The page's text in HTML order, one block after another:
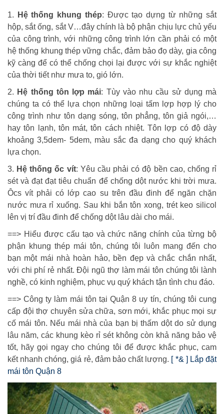
1. Hệ thống khung thép: Được tạo dựng từ những sắt
hộp, sắt ống, sắt V…đây chính là bộ phận chịu lực chủ yếu
của công trình, với những công trình lớn cần phải có một
hệ thống khung thép vững chắc, đảm bảo đọ dày, gia công
kỹ càng để có thể chống chọi lại được với sự khắc nghiệt
của thời tiết như mưa to, gió lớn.
2. Hệ thống tôn lợp mái: Tùy vào nhu cầu sử dụng mà
chúng ta có thể lựa chọn những loại tấm lợp hợp lý cho
công trình như tôn dạng sóng, tôn phẳng, tôn giả ngói,…
hay tôn lạnh, tôn mát, tôn cách nhiệt. Tôn lợp có độ dày
khoảng 3,5dem- 5dem, màu sắc đa dạng cho quý khách
lựa chọn.
3. Hệ thống ốc vít: Yêu cầu phải có độ bền cao, chống rỉ
sét và đạt đạt tiêu chuẩn để chống dột nước khi trời mưa.
Ôcs vít phải có lớp cao su trên đầu đinh để ngăn chặn
nước mưa rỉ xuống. Sau khi bắn tôn xong, trét keo silicol
lên vị trí đầu đinh để chống dột lâu dài cho mái.
==> Hiểu được cấu tạo và chức năng chính của từng bộ
phận khung thép mái tôn, chúng tôi luôn mang đến cho
bạn một mái nhà hoàn hảo, bền đẹp và chắc chắn nhất,
với chi phí rẻ nhất. Đội ngũ thợ làm mái tôn chúng tôi lành
nghề, có kinh nghiệm, phục vụ quý khách tận tình chu đáo.
==> Công ty làm mái tôn tại Quận 8 uy tín, chúng tôi cung
cấp đội thợ chuyên sửa chữa, sơn mới, khắc phục mọi sự
cố mái tôn. Nếu mái nhà của bạn bị thấm dột do sử dụng
lâu năm, các khung kèo rỉ sét không còn khả năng bảo vệ
tốt, hãy gọi ngay cho chúng tôi để được khắc phục, cam
kết nhanh chóng, giá rẻ, đảm bảo chất lượng. [ *& ] Lắp đặt
mái tôn Quận 8